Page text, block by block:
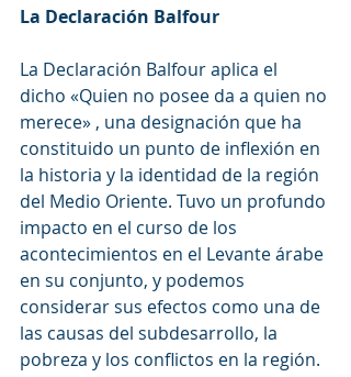
La Declaración Balfour
La Declaración Balfour aplica el
dicho «Quien no posee da a quien no
merece» , una designación que ha
constituido un punto de inflexión en
la historia y la identidad de la región
del Medio Oriente. Tuvo un profundo
impacto en el curso de los
acontecimientos en el Levante árabe
en su conjunto, y podemos
considerar sus efectos como una de
las causas del subdesarrollo, la
pobreza y los conflictos en la región.